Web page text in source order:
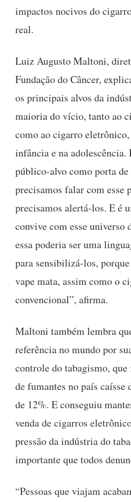
impactos nocivos do
real.
Luiz Augusto Maltoni,
Fundação do Câncer,
os principais alvos da
maioria do vício, tanto ao
como ao cigarro eletrônico,
infância e na adolescência.
público-alvo como porta de
precisamos falar com esse
precisamos alertá-los. E é
convive com esse universo
essa poderia ser uma
para sensibilizá-los, porque
vape mata, assim como o
convencional”, afirma.
Maltoni também lembra
referência no mundo por
controle do tabagismo, que
de fumantes no país caísse
de 12%. E conseguiu
venda de cigarros
pressão da indústria do
importante que todos
“Pessoas que viajam